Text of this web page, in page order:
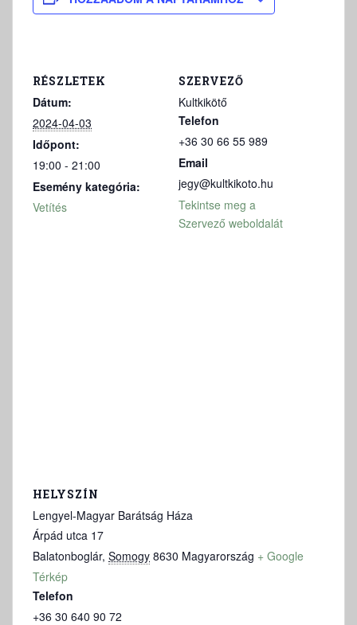
RÉSZLETEK
Dátum:
2024-04-03
Időpont:
19:00 - 21:00
Esemény kategória:
Vetítés
SZERVEZŐ
Kultkikötő
Telefon
+36 30 66 55 989
Email
jegy@kultkikoto.hu
Tekintse meg a
Szervező weboldalát
HELYSZÍN
Lengyel-Magyar Barátság Háza
Árpád utca 17
Balatonboglár, Somogy 8630 Magyarország + Google
Térkép
Telefon
+36 30 640 90 72